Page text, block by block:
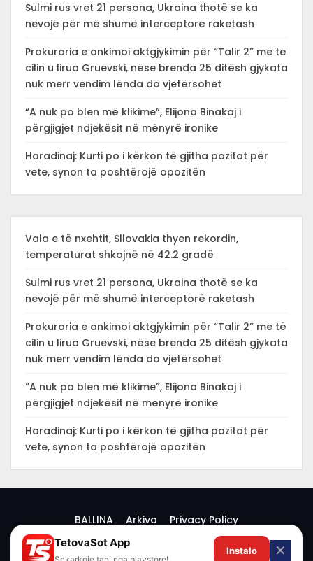
Sulmi rus vret 21 persona, Ukraina thotë se ka
nevojë për më shumë interceptorë raketash
Prokuroria e ankimoi aktgjykimin për “Talir 2” me të
cilin u lirua Gruevski, nëse brenda 25 ditësh gjykata
nuk merr vendim lënda do vjetërsohet
“A nuk po blen më klikime”, Elijona Binakaj i
përgjigjet ndjekësit në mënyrë ironike
Haradinaj: Kurti po i kërkon të gjitha pozitat për
vete, synon ta poshtërojë opozitën
Vala e të nxehtit, Sllovakia thyen rekordin,
temperaturat shkojnë në 42.2 gradë
Sulmi rus vret 21 persona, Ukraina thotë se ka
nevojë për më shumë interceptorë raketash
Prokuroria e ankimoi aktgjykimin për “Talir 2” me të
cilin u lirua Gruevski, nëse brenda 25 ditësh gjykata
nuk merr vendim lënda do vjetërsohet
“A nuk po blen më klikime”, Elijona Binakaj i
përgjigjet ndjekësit në mënyrë ironike
Haradinaj: Kurti po i kërkon të gjitha pozitat për
vete, synon ta poshtërojë opozitën
BALLINA Arkiva Privacy Policy
© 2026 -
TetovaSot App
Instalo ✕